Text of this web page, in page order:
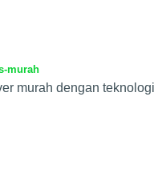
murah
murah dengan